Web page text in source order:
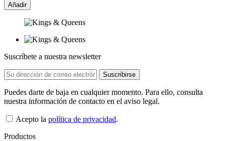
Añadir
Suscríbete a nuestra newsletter
Puedes darte de baja en cualquier momento. Para ello, consulta
nuestra información de contacto en el aviso legal.
Acepto la política de privacidad.
Productos